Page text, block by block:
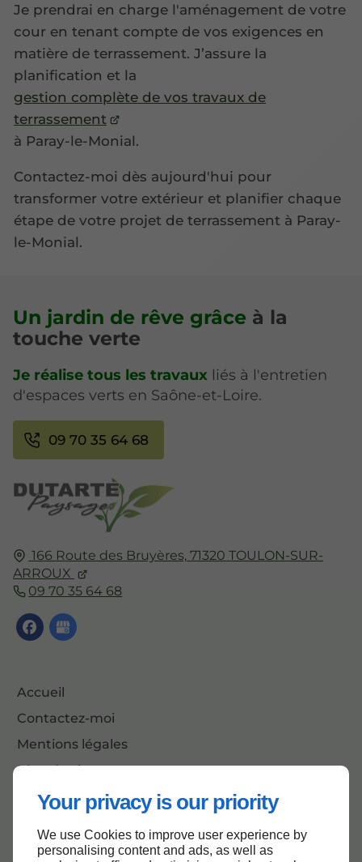
Your privacy is our priority
We use Cookies to improve user experience by
personalising content and ads, as well as
Je prendrai en charge l'aménagement de votre
cour en tenant compte de vos exigences en
matière de terrassement. J’assure la
planification et la
gestion complète de vos travaux de
terrassement
à Paray-le-Monial.
Contactez-moi dès aujourd'hui pour
transformer votre extérieur et planifier chaque
étape de votre projet de terrassement à Paray-
le-Monial.
166 Route des Bruyères, 71320 TOULON-SUR-
ARROUX
09 70 35 64 68
Accueil
Contactez-moi
Mentions légales
Plan du site
Un jardin de rêve grâce à la
touche verte
Je réalise tous les travaux liés à l'entretien
d'espaces verts en Saône-et-Loire.
09 70 35 64 68
Haut de page